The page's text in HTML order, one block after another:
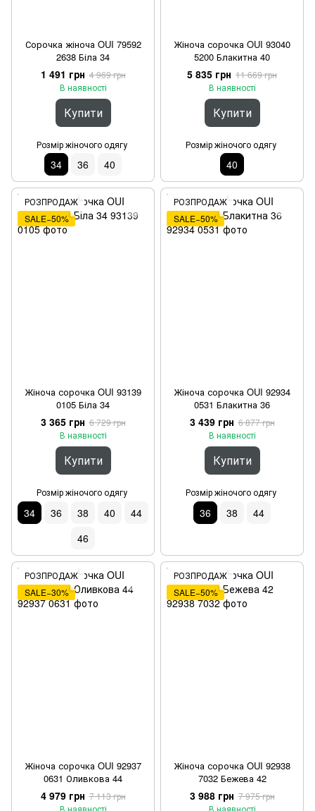
Сорочка жіноча OUI 79592
2638 Біла 34
1 491 грн 4 969 грн
В наявності
Купити
Розмір жіночого одягу
34 36 40
Жіноча сорочка OUI 93040
5200 Блакитна 40
5 835 грн 11 669 грн
В наявності
Купити
Розмір жіночого одягу
40
РОЗПРОДАЖ
SALE−50%
Жіноча сорочка OUI 93139
0105 Біла 34
3 365 грн 6 729 грн
В наявності
Купити
Розмір жіночого одягу
34 36 38 40
44
46
РОЗПРОДАЖ
SALE−50%
Жіноча сорочка OUI 92934
0531 Блакитна 36
3 439 грн 6 877 грн
В наявності
Купити
Розмір жіночого одягу
36 38 44
РОЗПРОДАЖ
SALE−30%
Жіноча сорочка OUI 92937
0631 Оливкова 44
4 979 грн 7 113 грн
В наявності
РОЗПРОДАЖ
SALE−50%
Жіноча сорочка OUI 92938
7032 Бежева 42
3 988 грн 7 975 грн
В наявності